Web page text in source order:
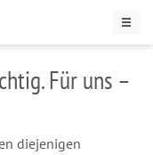
Für uns –
diejenigen